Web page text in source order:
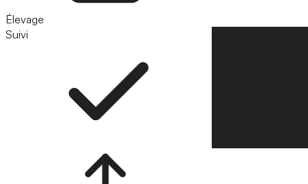
Élevage
Suivi